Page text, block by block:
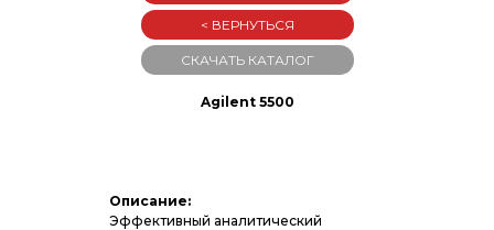
Описание:
Эффективный аналитический
Agilent 5500
< ВЕРНУТЬСЯ
СКАЧАТЬ КАТАЛОГ